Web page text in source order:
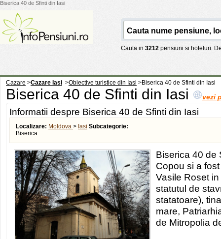
Biserica 40 de Sfinti din Iasi
Cauta in 3212 pensiuni si hoteluri.
Cazare >Cazare Iasi >Obiective turistice din Iasi >Biserica 40 de Sfinti din Iasi
Biserica 40 de Sfinti din Iasi vezi
Informatii despre Biserica 40 de Sfinti din Iasi
Localizare: Moldova > Iasi Subcategorie:
Biserica
Biserica 40 de
Copou si a
Vasile Roset
statutul de
statatoare),
mare,
de Mitropolia